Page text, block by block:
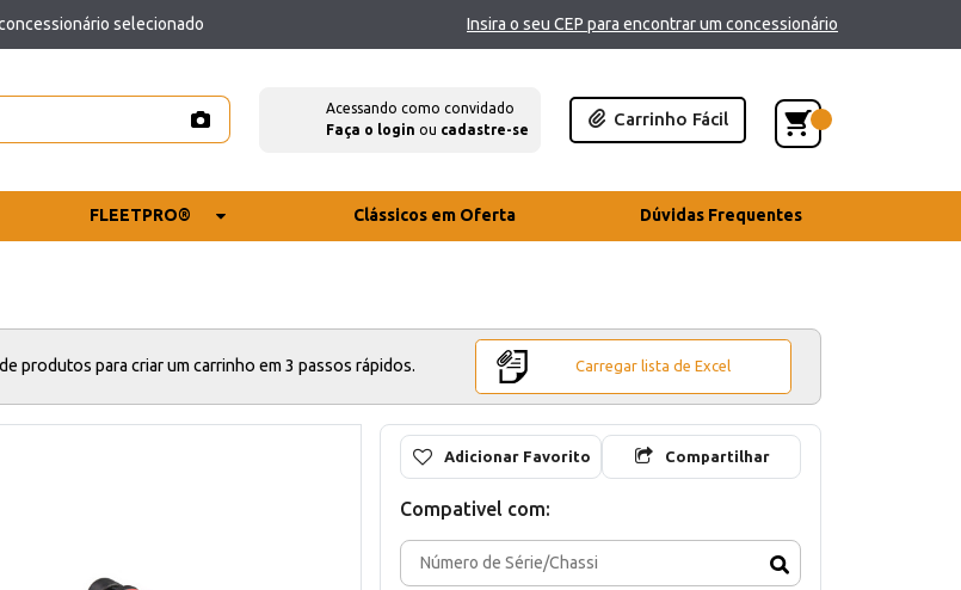
selecionado Insira o seu CEP para encontrar um concessionário
Acessando como convidado
Faça o login ou cadastre-se
Carrinho Fácil
FLEETPRO® Clássicos em Oferta Dúvidas Frequentes
produtos para criar um carrinho em 3 passos rápidos. Carregar lista de Excel
Adicionar Favorito Compartilhar
Compativel com: